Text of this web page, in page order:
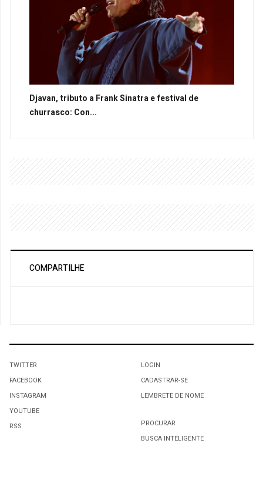
Djavan, tributo a Frank Sinatra e festival de
churrasco: Con...
COMPARTILHE
TWITTER
FACEBOOK
INSTAGRAM
YOUTUBE
RSS
LOGIN
CADASTRAR-SE
LEMBRETE DE NOME
PROCURAR
BUSCA INTELIGENTE